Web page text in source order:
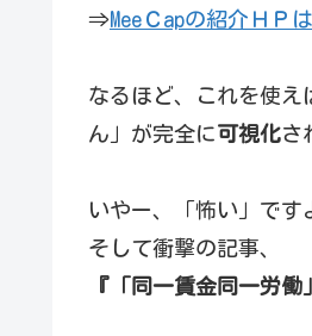
⇒MeeＣapの紹介ＨＰ
なるほど、これを使え
ん」が完全に可視化さ
いやー、「怖い」です
そして衝撃の記事、
『「同一賃金同一労働